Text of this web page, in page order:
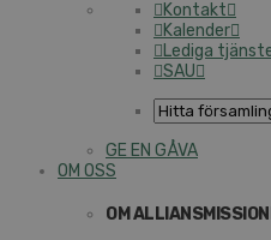
Kontakt
Kalender
Lediga
SAU
GE EN GÅVA
OM OSS
OM